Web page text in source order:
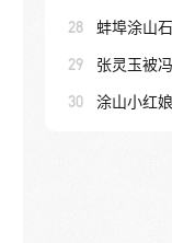
28 蚌埠涂山
29 张灵玉被
30 涂山小红